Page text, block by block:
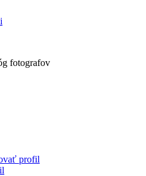
fotografov
profil